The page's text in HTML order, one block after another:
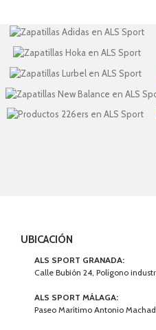
UBICACIÓN
ALS SPORT GRANADA:
Calle Bubión 24, Polígono
ALS SPORT MÁLAGA:
Paseo Marítimo Antonio